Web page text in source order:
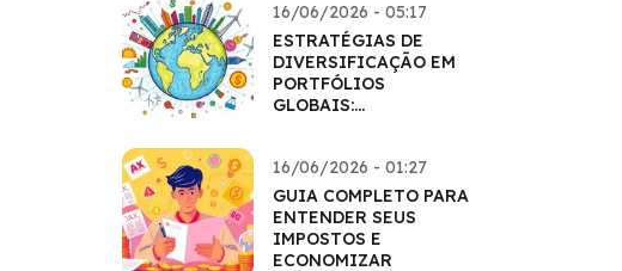
16/06/2026 - 05:17
ESTRATÉGIAS DE
DIVERSIFICAÇÃO EM
PORTFÓLIOS
GLOBAIS:
16/06/2026 - 01:27
GUIA COMPLETO PARA
ENTENDER SEUS
IMPOSTOS E
ECONOMIZAR